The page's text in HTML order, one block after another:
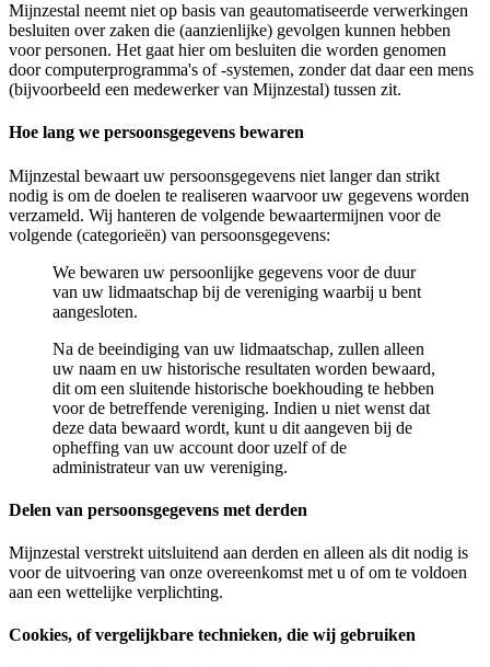
Mijnzestal neemt niet op basis van geautomatiseerde verwerkingen
besluiten over zaken die (aanzienlijke) gevolgen kunnen hebben
voor personen. Het gaat hier om besluiten die worden genomen
door computerprogramma's of -systemen, zonder dat daar een mens
(bijvoorbeeld een medewerker van Mijnzestal) tussen zit.
Hoe lang we persoonsgegevens bewaren
Mijnzestal bewaart uw persoonsgegevens niet langer dan strikt
nodig is om de doelen te realiseren waarvoor uw gegevens worden
verzameld. Wij hanteren de volgende bewaartermijnen voor de
volgende (categorieën) van persoonsgegevens:
We bewaren uw persoonlijke gegevens voor de duur
van uw lidmaatschap bij de vereniging waarbij u bent
aangesloten.
Na de beeindiging van uw lidmaatschap, zullen alleen
uw naam en uw historische resultaten worden bewaard,
dit om een sluitende historische boekhouding te hebben
voor de betreffende vereniging. Indien u niet wenst dat
deze data bewaard wordt, kunt u dit aangeven bij de
opheffing van uw account door uzelf of de
administrateur van uw vereniging.
Delen van persoonsgegevens met derden
Mijnzestal verstrekt uitsluitend aan derden en alleen als dit nodig is
voor de uitvoering van onze overeenkomst met u of om te voldoen
aan een wettelijke verplichting.
Cookies, of vergelijkbare technieken, die wij gebruiken